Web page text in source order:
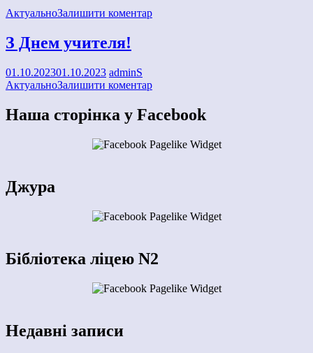
АктуальноЗалишити коментар
З Днем учителя!
01.10.202301.10.2023 adminS
АктуальноЗалишити коментар
Наша сторінка у Facebook
Джура
Бібліотека ліцею N2
Недавні записи